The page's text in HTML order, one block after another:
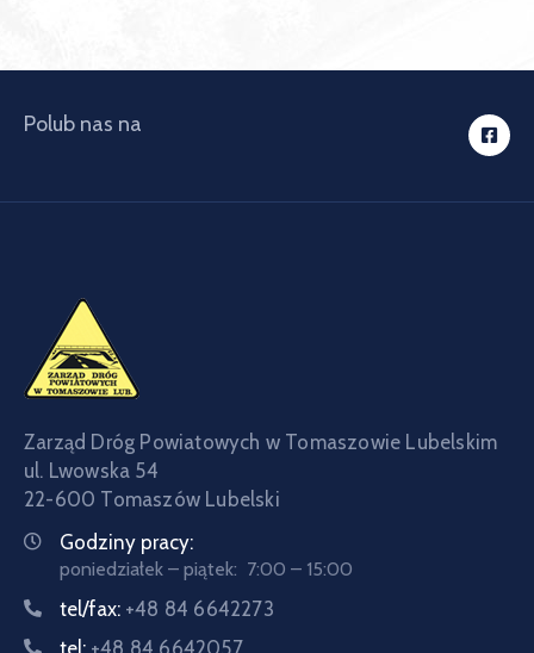
Polub nas na
Zarząd Dróg Powiatowych w Tomaszowie Lubelskim
ul. Lwowska 54
22-600 Tomaszów Lubelski
Godziny pracy:
poniedziałek – piątek: 7:00 – 15:00
tel/fax: +48 84 6642273
tel: +48 84 6642057